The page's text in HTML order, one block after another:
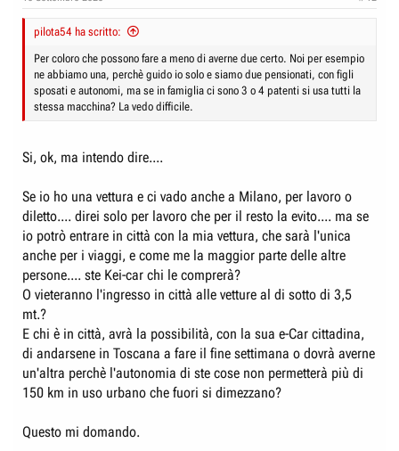
pilota54 ha scritto:
Per coloro che possono fare a meno di averne due certo. Noi per esempio
ne abbiamo una, perchè guido io solo e siamo due pensionati, con figli
sposati e autonomi, ma se in famiglia ci sono 3 o 4 patenti si usa tutti la
stessa macchina? La vedo difficile.
Si, ok, ma intendo dire....
Se io ho una vettura e ci vado anche a Milano, per lavoro o
diletto.... direi solo per lavoro che per il resto la evito.... ma se
io potrò entrare in città con la mia vettura, che sarà l'unica
anche per i viaggi, e come me la maggior parte delle altre
persone.... ste Kei-car chi le comprerà?
O vieteranno l'ingresso in città alle vetture al di sotto di 3,5
mt.?
E chi è in città, avrà la possibilità, con la sua e-Car cittadina,
di andarsene in Toscana a fare il fine settimana o dovrà averne
un'altra perchè l'autonomia di ste cose non permetterà più di
150 km in uso urbano che fuori si dimezzano?
Questo mi domando.